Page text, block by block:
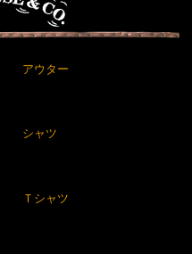
アウター
シャツ
Ｔシャツ